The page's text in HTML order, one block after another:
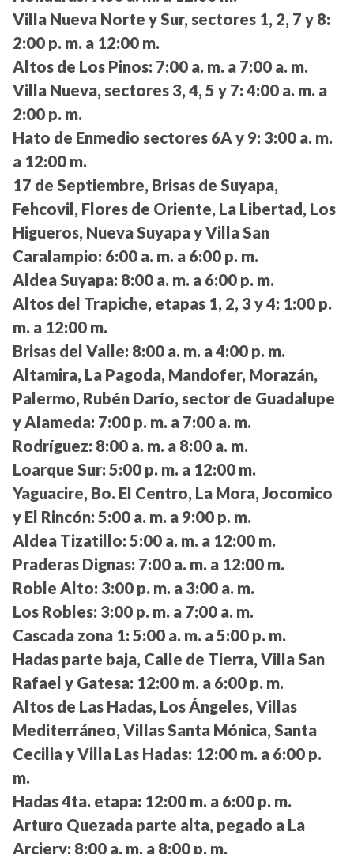
Villa Nueva Norte y Sur, sectores 1, 2, 7 y 8:
2:00 p. m. a 12:00 m.
Altos de Los Pinos: 7:00 a. m. a 7:00 a. m.
Villa Nueva, sectores 3, 4, 5 y 7: 4:00 a. m. a
2:00 p. m.
Hato de Enmedio sectores 6A y 9: 3:00 a. m.
a 12:00 m.
17 de Septiembre, Brisas de Suyapa,
Fehcovil, Flores de Oriente, La Libertad, Los
Higueros, Nueva Suyapa y Villa San
Caralampio: 6:00 a. m. a 6:00 p. m.
Aldea Suyapa: 8:00 a. m. a 6:00 p. m.
Altos del Trapiche, etapas 1, 2, 3 y 4: 1:00 p.
m. a 12:00 m.
Brisas del Valle: 8:00 a. m. a 4:00 p. m.
Altamira, La Pagoda, Mandofer, Morazán,
Palermo, Rubén Darío, sector de Guadalupe
y Alameda: 7:00 p. m. a 7:00 a. m.
Rodríguez: 8:00 a. m. a 8:00 a. m.
Loarque Sur: 5:00 p. m. a 12:00 m.
Yaguacire, Bo. El Centro, La Mora, Jocomico
y El Rincón: 5:00 a. m. a 9:00 p. m.
Aldea Tizatillo: 5:00 a. m. a 12:00 m.
Praderas Dignas: 7:00 a. m. a 12:00 m.
Roble Alto: 3:00 p. m. a 3:00 a. m.
Los Robles: 3:00 p. m. a 7:00 a. m.
Cascada zona 1: 5:00 a. m. a 5:00 p. m.
Hadas parte baja, Calle de Tierra, Villa San
Rafael y Gatesa: 12:00 m. a 6:00 p. m.
Altos de Las Hadas, Los Ángeles, Villas
Mediterráneo, Villas Santa Mónica, Santa
Cecilia y Villa Las Hadas: 12:00 m. a 6:00 p.
m.
Hadas 4ta. etapa: 12:00 m. a 6:00 p. m.
Arturo Quezada parte alta, pegado a La
Arciery: 8:00 a. m. a 8:00 p. m.